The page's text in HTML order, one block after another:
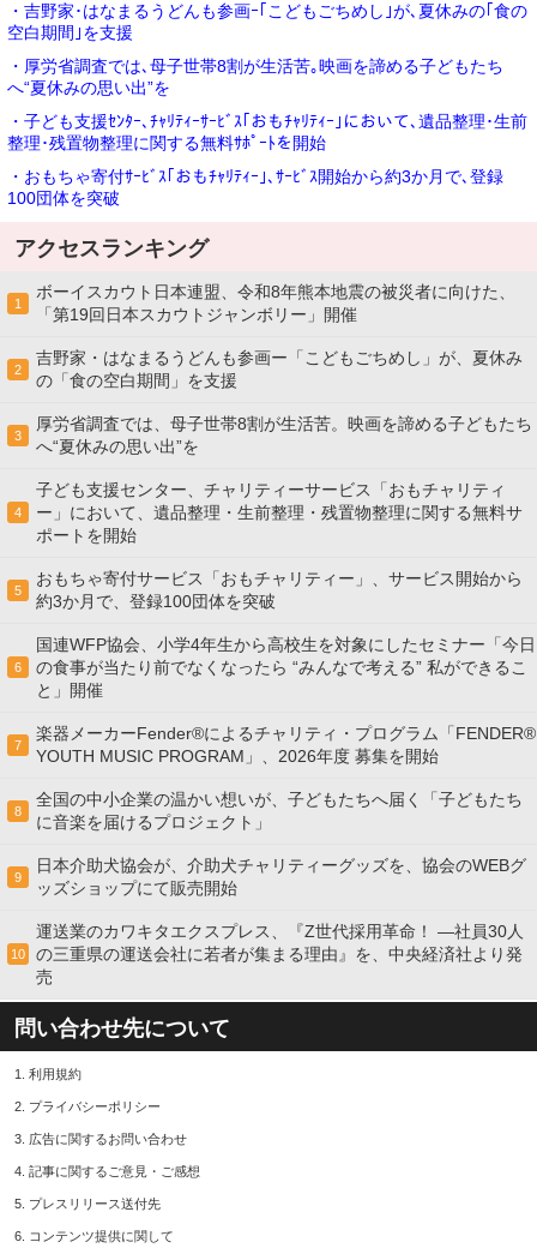
・吉野家･はなまるうどんも参画ｰ｢こどもごちめし｣が､夏休みの｢食の
空白期間｣を支援
・厚労省調査では､母子世帯8割が生活苦｡映画を諦める子どもたち
へ“夏休みの思い出”を
・子ども支援ｾﾝﾀｰ､ﾁｬﾘﾃｨｰｻｰﾋﾞｽ｢おもﾁｬﾘﾃｨｰ｣において､遺品整理･生前
整理･残置物整理に関する無料ｻﾎﾟｰﾄを開始
・おもちゃ寄付ｻｰﾋﾞｽ｢おもﾁｬﾘﾃｨｰ｣､ｻｰﾋﾞｽ開始から約3か月で､登録
100団体を突破
アクセスランキング
1
ボーイスカウト日本連盟、令和8年熊本地震の被災者に向けた、
「第19回日本スカウトジャンボリー」開催
2
吉野家・はなまるうどんも参画ー「こどもごちめし」が、夏休み
の「食の空白期間」を支援
3
厚労省調査では、母子世帯8割が生活苦。映画を諦める子どもたち
へ“夏休みの思い出”を
4
子ども支援センター、チャリティーサービス「おもチャリティ
ー」において、遺品整理・生前整理・残置物整理に関する無料サ
ポートを開始
5
おもちゃ寄付サービス「おもチャリティー」、サービス開始から
約3か月で、登録100団体を突破
6
国連WFP協会、小学4年生から高校生を対象にしたセミナー「今日
の食事が当たり前でなくなったら “みんなで考える” 私ができるこ
と」開催
7
楽器メーカーFender®によるチャリティ・プログラム「FENDER®︎
YOUTH MUSIC PROGRAM」、2026年度 募集を開始
8
全国の中小企業の温かい想いが、子どもたちへ届く「子どもたち
に音楽を届けるプロジェクト」
9
日本介助犬協会が、介助犬チャリティーグッズを、協会のWEBグ
ッズショップにて販売開始
10
運送業のカワキタエクスプレス、『Z世代採用革命！ ―社員30人
の三重県の運送会社に若者が集まる理由』を、中央経済社より発
売
問い合わせ先について
1. 利用規約
2. プライバシーポリシー
3. 広告に関するお問い合わせ
4. 記事に関するご意見・ご感想
5. プレスリリース送付先
6. コンテンツ提供に関して